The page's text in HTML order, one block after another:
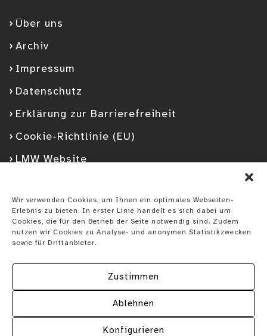
Wir verwenden Cookies, um Ihnen ein optimales Webseiten-
Erlebnis zu bieten. In erster Linie handelt es sich dabei um
Cookies, die für den Betrieb der Seite notwendig sind. Zudem
nutzen wir Cookies zu Analyse- und anonymen Statistikzwecken
sowie für Drittanbieter.
Zustimmen
Ablehnen
Konfigurieren
Über uns
Archiv
Impressum
Datenschutz
Erklärung zur Barrierefreiheit
Cookie-Richtlinie (EU)
LMW Website
FacebookGoogleplusYouTubeInstagramSpotify